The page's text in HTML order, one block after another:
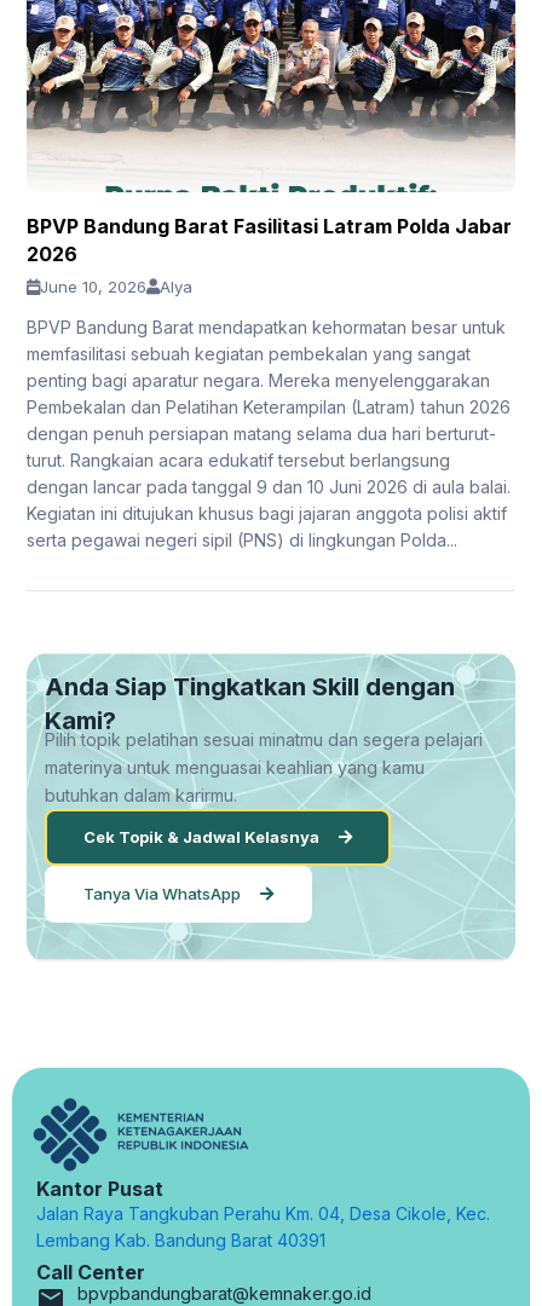
BPVP Bandung Barat Fasilitasi Latram Polda Jabar
2026
June 10, 2026 Alya
BPVP Bandung Barat mendapatkan kehormatan besar untuk
memfasilitasi sebuah kegiatan pembekalan yang sangat
penting bagi aparatur negara. Mereka menyelenggarakan
Pembekalan dan Pelatihan Keterampilan (Latram) tahun 2026
dengan penuh persiapan matang selama dua hari berturut-
turut. Rangkaian acara edukatif tersebut berlangsung
dengan lancar pada tanggal 9 dan 10 Juni 2026 di aula balai.
Kegiatan ini ditujukan khusus bagi jajaran anggota polisi aktif
serta pegawai negeri sipil (PNS) di lingkungan Polda...
Anda Siap Tingkatkan Skill dengan
Kami?
Pilih topik pelatihan sesuai minatmu dan segera pelajari
materinya untuk menguasai keahlian yang kamu
butuhkan dalam karirmu.
Cek Topik & Jadwal Kelasnya
Tanya Via WhatsApp
Kantor Pusat
Jalan Raya Tangkuban Perahu Km. 04, Desa Cikole, Kec.
Lembang Kab. Bandung Barat 40391
Call Center
bpvpbandungbarat@kemnaker.go.id